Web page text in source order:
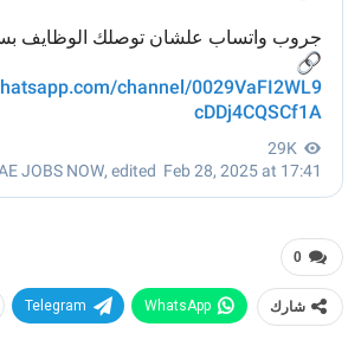
0
شارك WhatsApp
Telegram